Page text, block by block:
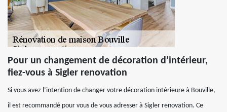
Pour un changement de décoration d’intérieur,
fiez-vous à Sigler renovation
Si vous avez l’intention de changer votre décoration intérieure à Bouville,
il est recommandé pour vous de vous adresser à Sigler renovation. Ce